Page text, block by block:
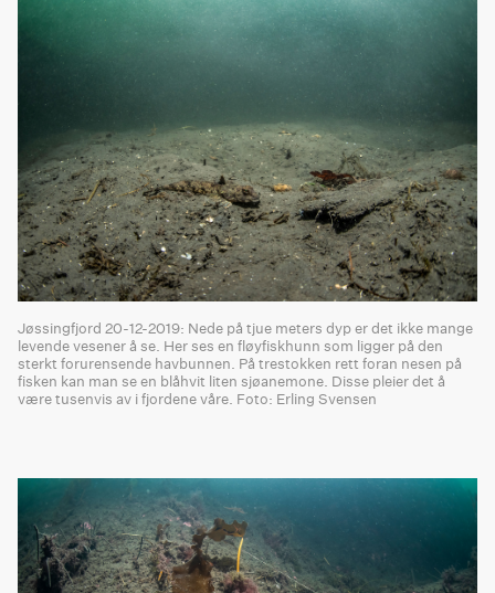
Jøssingfjord 20-12-2019: Nede på tjue meters dyp er det ikke mange
levende vesener å se. Her ses en fløyfiskhunn som ligger på den
sterkt forurensende havbunnen. På trestokken rett foran nesen på
fisken kan man se en blåhvit liten sjøanemone. Disse pleier det å
være tusenvis av i fjordene våre. Foto: Erling Svensen